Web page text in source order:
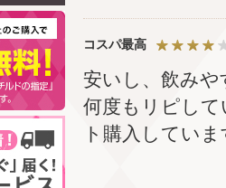
コスパ最高
安いし、飲み
何度もリピし
ト購入していま